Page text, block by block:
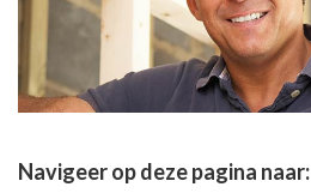
Navigeer op deze pagina naar: